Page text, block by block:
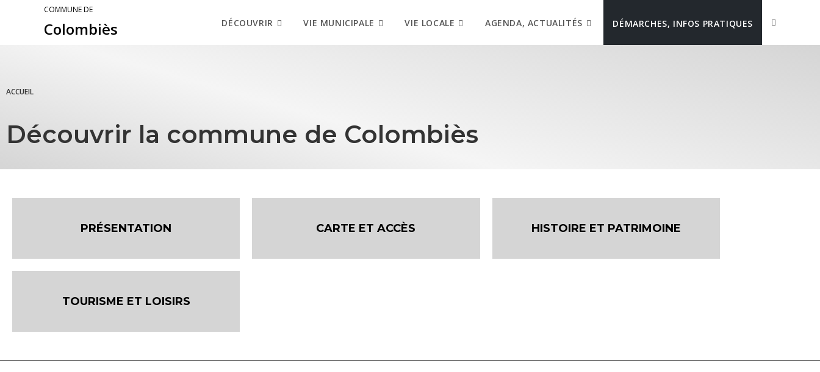
COMMUNE DE
Colombiès DÉCOUVRIR VIE MUNICIPALE VIE LOCALE AGENDA, ACTUALITÉS DÉMARCHES, INFOS PRATIQUES
ACCUEIL
Découvrir la commune de Colombiès
PRÉSENTATION CARTE ET ACCÈS HISTOIRE ET PATRIMOINE
TOURISME ET LOISIRS